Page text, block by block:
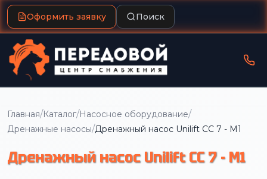
Оформить заявку Поиск
Главная/Каталог/Насосное оборудование/
Дренажные насосы/Дренажный насос Unilift CC 7 - M1
Дренажный насос Unilift CC 7 - M1